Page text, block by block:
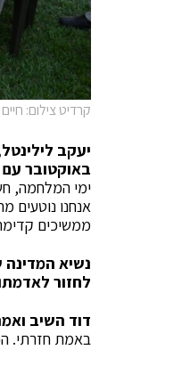
קרדיט צילום:
יעקב
באוקטובר
ימי המלחמה,
אנחנו נוטעים
ממשיכים
נשיא
לחזור
דוד השיב
באמת חזרתי.